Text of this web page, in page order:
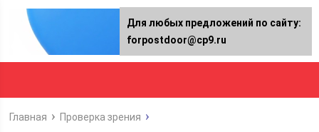
Главная Проверка зрения
Для любых предложений по сайту:
forpostdoor@cp9.ru